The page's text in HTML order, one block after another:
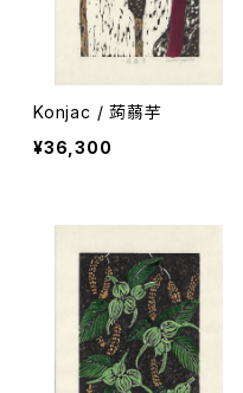
Konjac / 蒟蒻芋
¥36,300